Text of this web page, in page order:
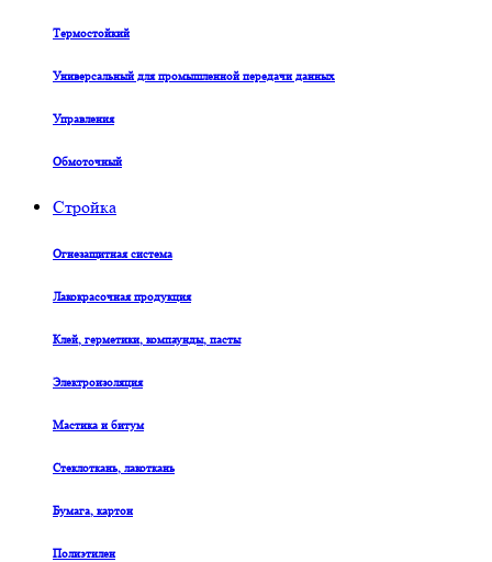
Термостойкий
Универсальный для промышленной передачи данных
Управления
Обмоточный
Стройка
Огнезащитная система
Лакокрасочная продукция
Клей, герметики, компаунды, пасты
Электроизоляция
Мастика и битум
Стеклоткань, лакоткань
Бумага, картон
Полиэтилен